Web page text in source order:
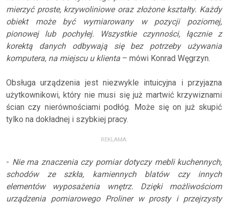
mierzyć proste, krzywoliniowe oraz złożone kształty. Każdy
obiekt może być wymiarowany w pozycji poziomej,
pionowej lub pochyłej. Wszystkie czynności, łącznie z
korektą danych odbywają się bez potrzeby używania
komputera, na miejscu u klienta – mówi Konrad Węgrzyn.
Obsługa urządzenia jest niezwykle intuicyjna i przyjazna
użytkownikowi, który nie musi się już martwić krzywiznami
ścian czy nierównościami podłóg. Może się on już skupić
tylko na dokładnej i szybkiej pracy.
REKLAMA:
- Nie ma znaczenia czy pomiar dotyczy mebli kuchennych,
schodów ze szkła, kamiennych blatów czy innych
elementów wyposażenia wnętrz. Dzięki możliwościom
urządzenia pomiarowego Proliner w prosty i przejrzysty